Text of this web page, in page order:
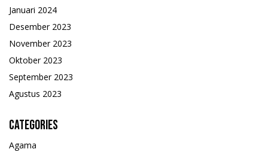
Januari 2024
Desember 2023
November 2023
Oktober 2023
September 2023
Agustus 2023
Categories
Agama